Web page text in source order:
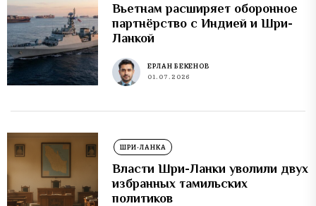
Вьетнам расширяет оборонное
партнёрство с Индией и Шри-
Ланкой
ЕРЛАН БЕКЕНОВ
01.07.2026
ШРИ-ЛАНКА
Власти Шри-Ланки уволили двух
избранных тамильских
политиков